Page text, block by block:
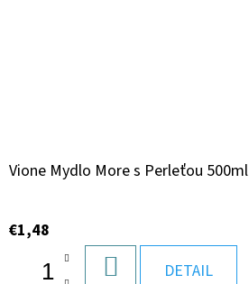
Vione Mydlo More s Perleťou 500ml
€1,48
DETAIL